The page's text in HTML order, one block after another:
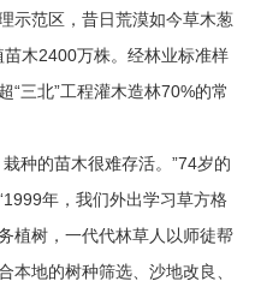
范区，昔日荒漠如今草木葱
木2400万株。经林业标准样
“三北”工程灌木造林70%的常
种的苗木很难存活。”74岁的
年，我们外出学习草方格
植树，一代代林草人以师徒帮
本地的树种筛选、沙地改良、